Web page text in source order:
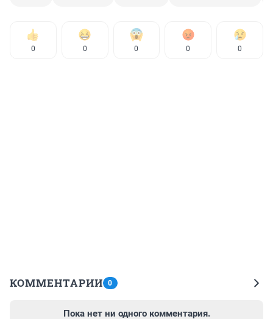
0 0 0 0 0
КОММЕНТАРИИ 0
Пока нет ни одного комментария.